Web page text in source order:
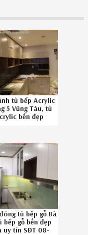
tủ bếp Acrylic
5 Vũng Tàu, tủ
bền đẹp
tủ bếp gỗ Bà
bếp gỗ bền đẹp
uy tín SĐT 08-